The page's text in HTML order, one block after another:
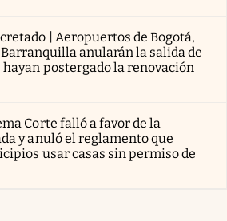
| Aeropuertos de Bogotá,
anularán la salida de
postergado la renovación
Corte falló a favor de la
y anuló el reglamento que
usar casas sin permiso de